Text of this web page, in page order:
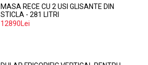
MASA RECE CU 2 USI GLISANTE DIN
STICLA - 281 LITRI
12890Lei